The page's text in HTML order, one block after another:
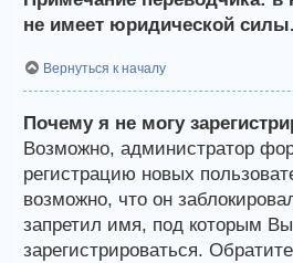
не имеет юридической силы.
Вернуться к началу
Почему я не могу
Возможно, администратор
регистрацию новых
возможно, что он
запретил имя, под которым
зарегистрироваться.